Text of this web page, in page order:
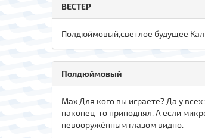
ВЕСТЕР
Полдюймовый,светлое будущее
Полдюймовый
Max Для кого вы играете? Да у
наконец-то приподнял. А если
невооружённым глазом видно.